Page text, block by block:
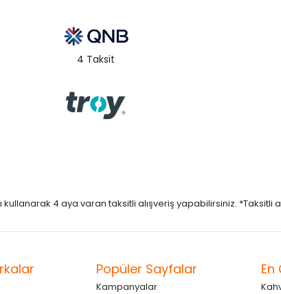
4 Taksit
4 aya varan taksitli alışveriş yapabilirsiniz. *Taksitli
Popüler Sayfalar
Kampanyalar